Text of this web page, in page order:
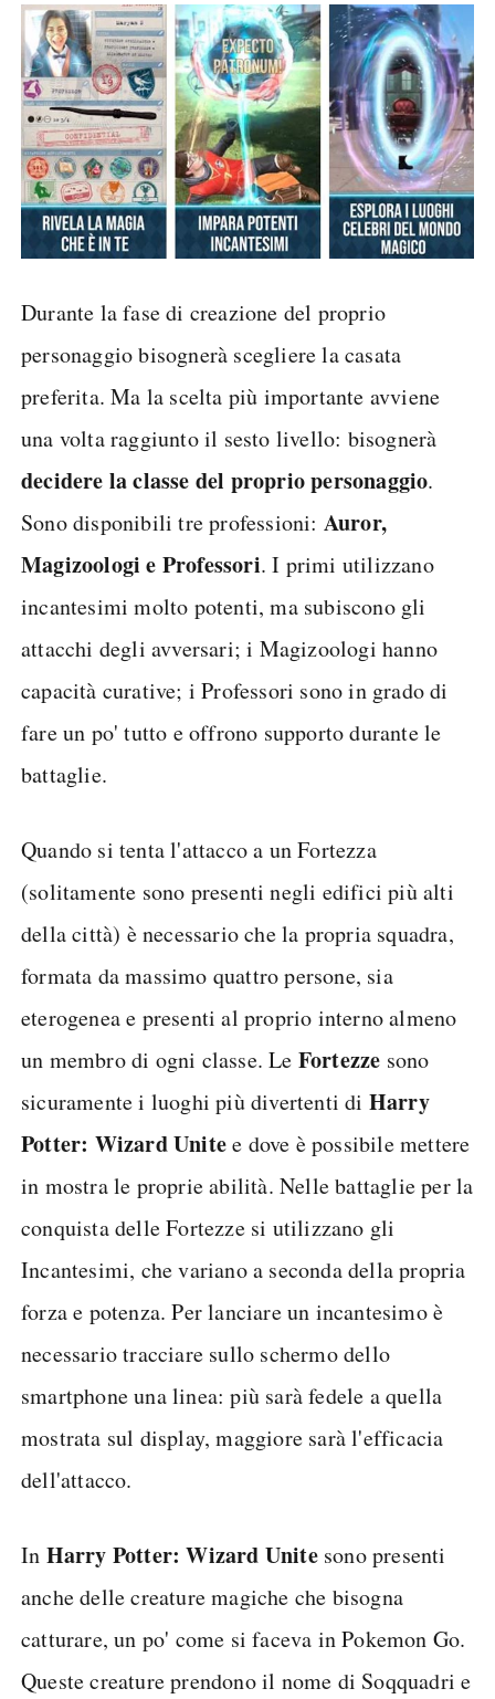
Durante la fase di creazione del proprio
personaggio bisognerà scegliere la casata
preferita. Ma la scelta più importante avviene
una volta raggiunto il sesto livello: bisognerà
decidere la classe del proprio personaggio.
Sono disponibili tre professioni: Auror,
Magizoologi e Professori. I primi utilizzano
incantesimi molto potenti, ma subiscono gli
attacchi degli avversari; i Magizoologi hanno
capacità curative; i Professori sono in grado di
fare un po' tutto e offrono supporto durante le
battaglie.
Quando si tenta l'attacco a un Fortezza
(solitamente sono presenti negli edifici più alti
della città) è necessario che la propria squadra,
formata da massimo quattro persone, sia
eterogenea e presenti al proprio interno almeno
un membro di ogni classe. Le Fortezze sono
sicuramente i luoghi più divertenti di Harry
Potter: Wizard Unitee dove è possibile mettere
in mostra le proprie abilità. Nelle battaglie per la
conquista delle Fortezze si utilizzano gli
Incantesimi, che variano a seconda della propria
forza e potenza. Per lanciare un incantesimo è
necessario tracciare sullo schermo dello
smartphone una linea: più sarà fedele a quella
mostrata sul display, maggiore sarà l'efficacia
dell'attacco.
In Harry Potter: Wizard Unitesono presenti
anche delle creature magiche che bisogna
catturare, un po' come si faceva in Pokemon Go.
Queste creature prendono il nome di Soqquadri e